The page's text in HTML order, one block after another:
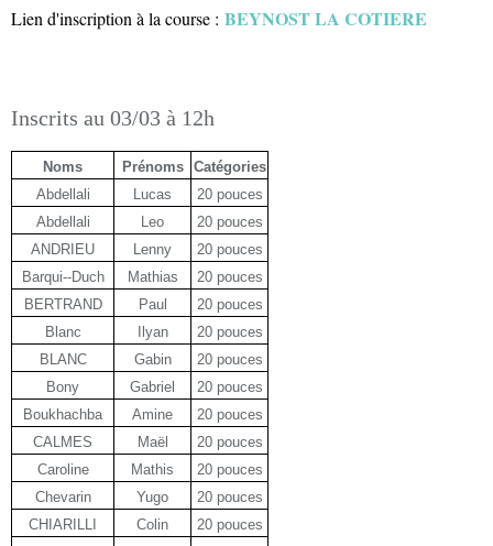
Lien d'inscription à la course : BEYNOST LA COTIERE
Inscrits au 03/03 à 12h
Noms Prénoms
Catégories
Abdellali
Lucas
20 pouces
Abdellali
Leo
20 pouces
ANDRIEU
Lenny
20 pouces
Barqui--Duch
Mathias
20 pouces
BERTRAND
Paul
20 pouces
Blanc
Ilyan
20 pouces
BLANC
Gabin
20 pouces
Bony
Gabriel
20 pouces
Boukhachba
Amine
20 pouces
CALMES
Maël
20 pouces
Caroline
Mathis
20 pouces
Chevarin
Yugo
20 pouces
CHIARILLI
Colin
20 pouces